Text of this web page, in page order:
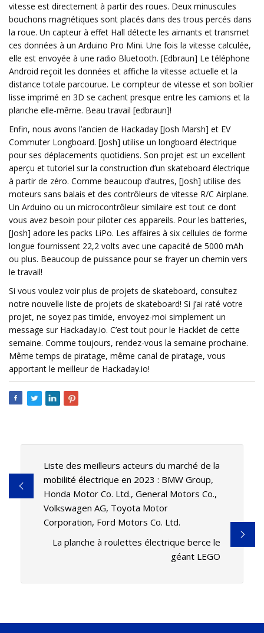
vitesse est directement à partir des roues. Deux minuscules
bouchons magnétiques sont placés dans des trous percés dans
la roue. Un capteur à effet Hall détecte les aimants et transmet
ces données à un Arduino Pro Mini. Une fois la vitesse calculée,
elle est envoyée à une radio Bluetooth. [Edbraun] Le téléphone
Android reçoit les données et affiche la vitesse actuelle et la
distance totale parcourue. Le compteur de vitesse et son boîtier
lisse imprimé en 3D se cachent presque entre les camions et la
planche elle-même. Beau travail [edbraun]!
Enfin, nous avons l’ancien de Hackaday [Josh Marsh] et EV
Commuter Longboard. [Josh] utilise un longboard électrique
pour ses déplacements quotidiens. Son projet est un excellent
aperçu et tutoriel sur la construction d’un skateboard électrique
à partir de zéro. Comme beaucoup d’autres, [Josh] utilise des
moteurs sans balais et des contrôleurs de vitesse R/C Airplane.
Un Arduino ou un microcontrôleur similaire est tout ce dont
vous avez besoin pour piloter ces appareils. Pour les batteries,
[Josh] adore les packs LiPo. Les affaires à six cellules de forme
longue fournissent 22,2 volts avec une capacité de 5000 mAh
ou plus. Beaucoup de puissance pour se frayer un chemin vers
le travail!
Si vous voulez voir plus de projets de skateboard, consultez
notre nouvelle liste de projets de skateboard! Si j’ai raté votre
projet, ne soyez pas timide, envoyez-moi simplement un
message sur Hackaday.io. C’est tout pour le Hacklet de cette
semaine. Comme toujours, rendez-vous la semaine prochaine.
Même temps de piratage, même canal de piratage, vous
apportant le meilleur de Hackaday.io!
Liste des meilleurs acteurs du marché de la
mobilité électrique en 2023 : BMW Group,
Honda Motor Co. Ltd., General Motors Co.,
Volkswagen AG, Toyota Motor
Corporation, Ford Motors Co. Ltd.
La planche à roulettes électrique berce le
géant LEGO